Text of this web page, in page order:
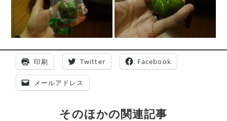
印刷 Twitter Facebook
メールアドレス
そのほかの関連記事